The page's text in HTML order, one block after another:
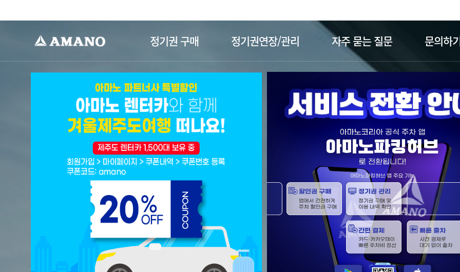
정기권 구매 정기권연장/관리 자주 묻는 질문 문의하